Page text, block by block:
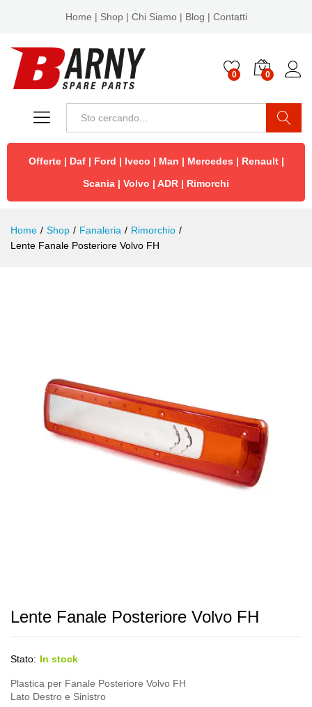
Home | Shop| Chi Siamo| Blog | Contatti
0 0
Offerte| Daf| Ford | Iveco | Man | Mercedes | Renault|
Scania | Volvo | ADR | Rimorchi
Home / Shop / Fanaleria / Rimorchio /
Lente Fanale Posteriore Volvo FH
Lente Fanale Posteriore Volvo FH
Stato: In stock
Plastica per Fanale Posteriore Volvo FH
Lato Destro e Sinistro